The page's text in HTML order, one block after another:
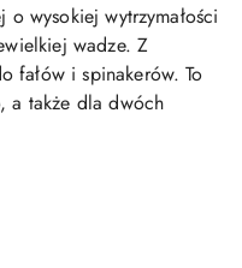
wysokiej wytrzymałości
wadze. Z
fałów i spinakerów. To
a także dla dwóch